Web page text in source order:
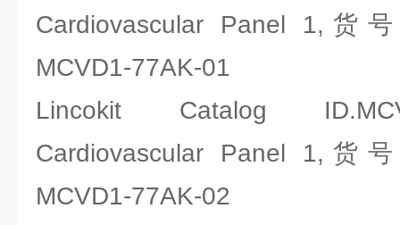
Cardiovascular Panel 1,货
MCVD1-77AK-01
Lincokit Catalog
Cardiovascular Panel 1,货
MCVD1-77AK-02